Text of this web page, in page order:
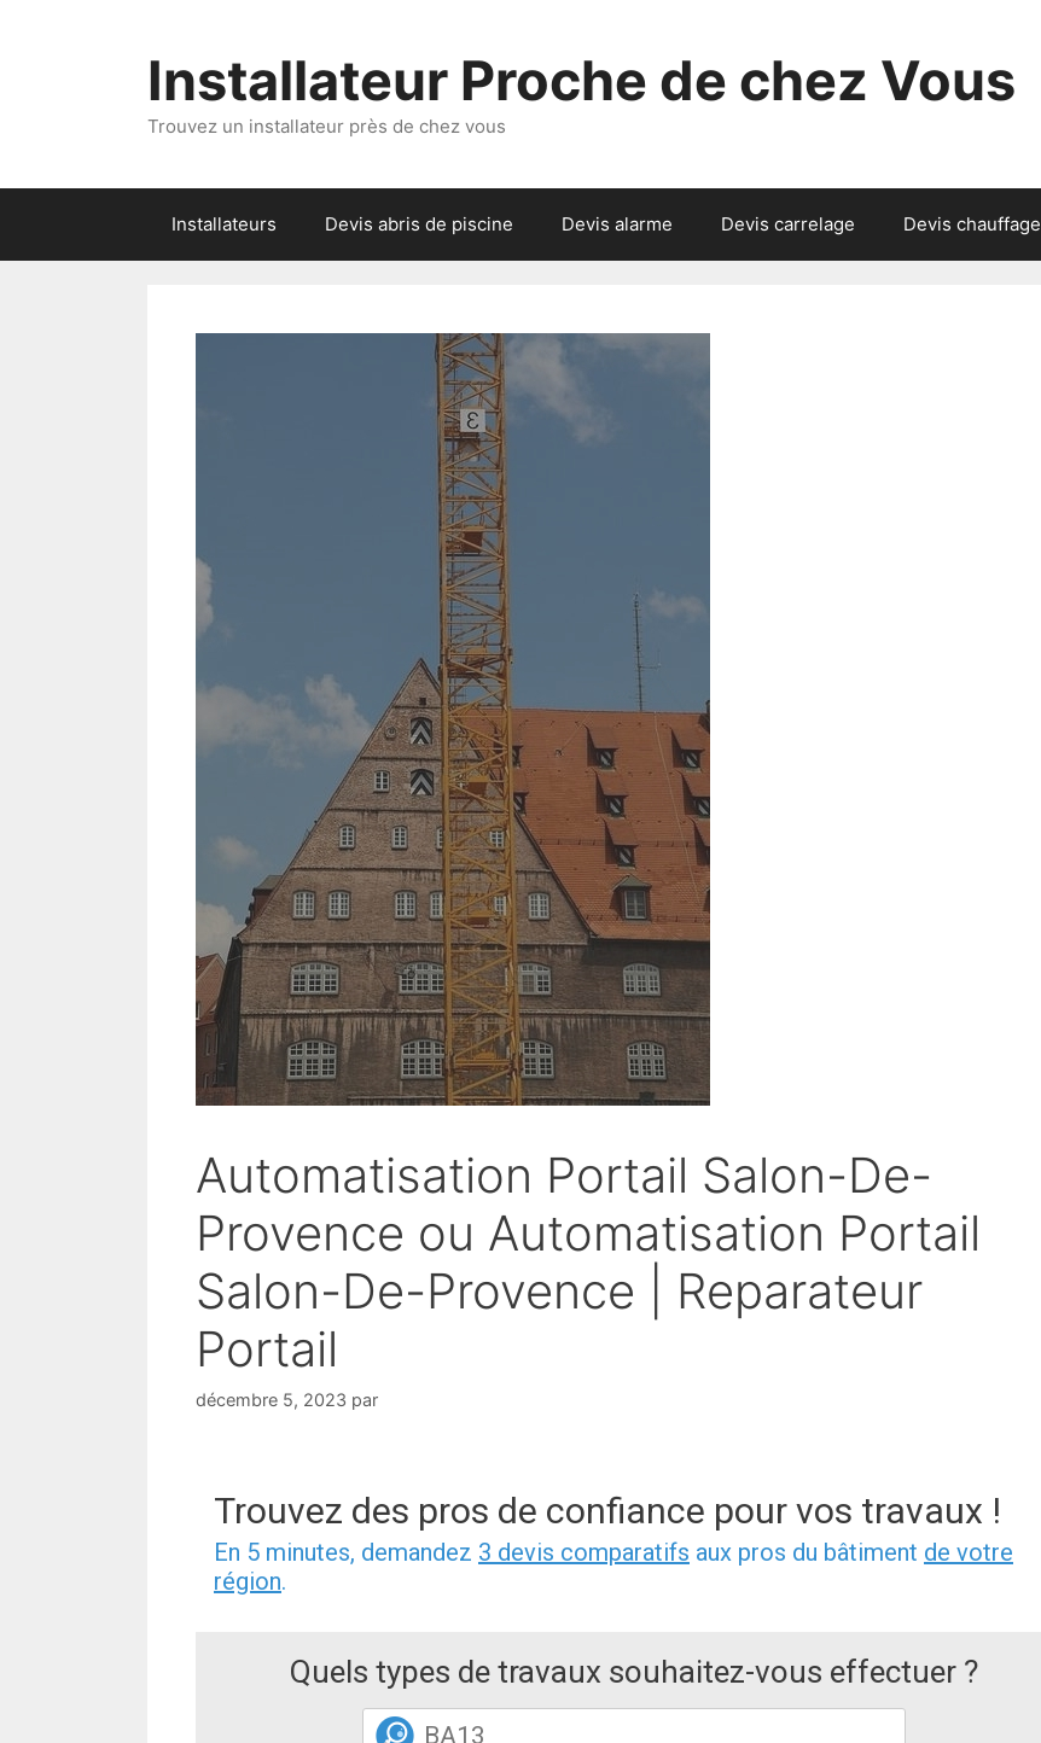
Installateur Proche de chez Vous
Trouvez un installateur près de chez vous
Installateurs Devis abris de piscine Devis alarme Devis carrelage Devis chauffage
Automatisation Portail Salon-De-
Provence ou Automatisation Portail
Salon-De-Provence | Reparateur
Portail
décembre 5, 2023 par
Trouvez des pros de confiance pour vos travaux !
En 5 minutes, demandez 3 devis comparatifs aux pros du bâtiment de votre
région.
Quels types de travaux souhaitez-vous effectuer ?